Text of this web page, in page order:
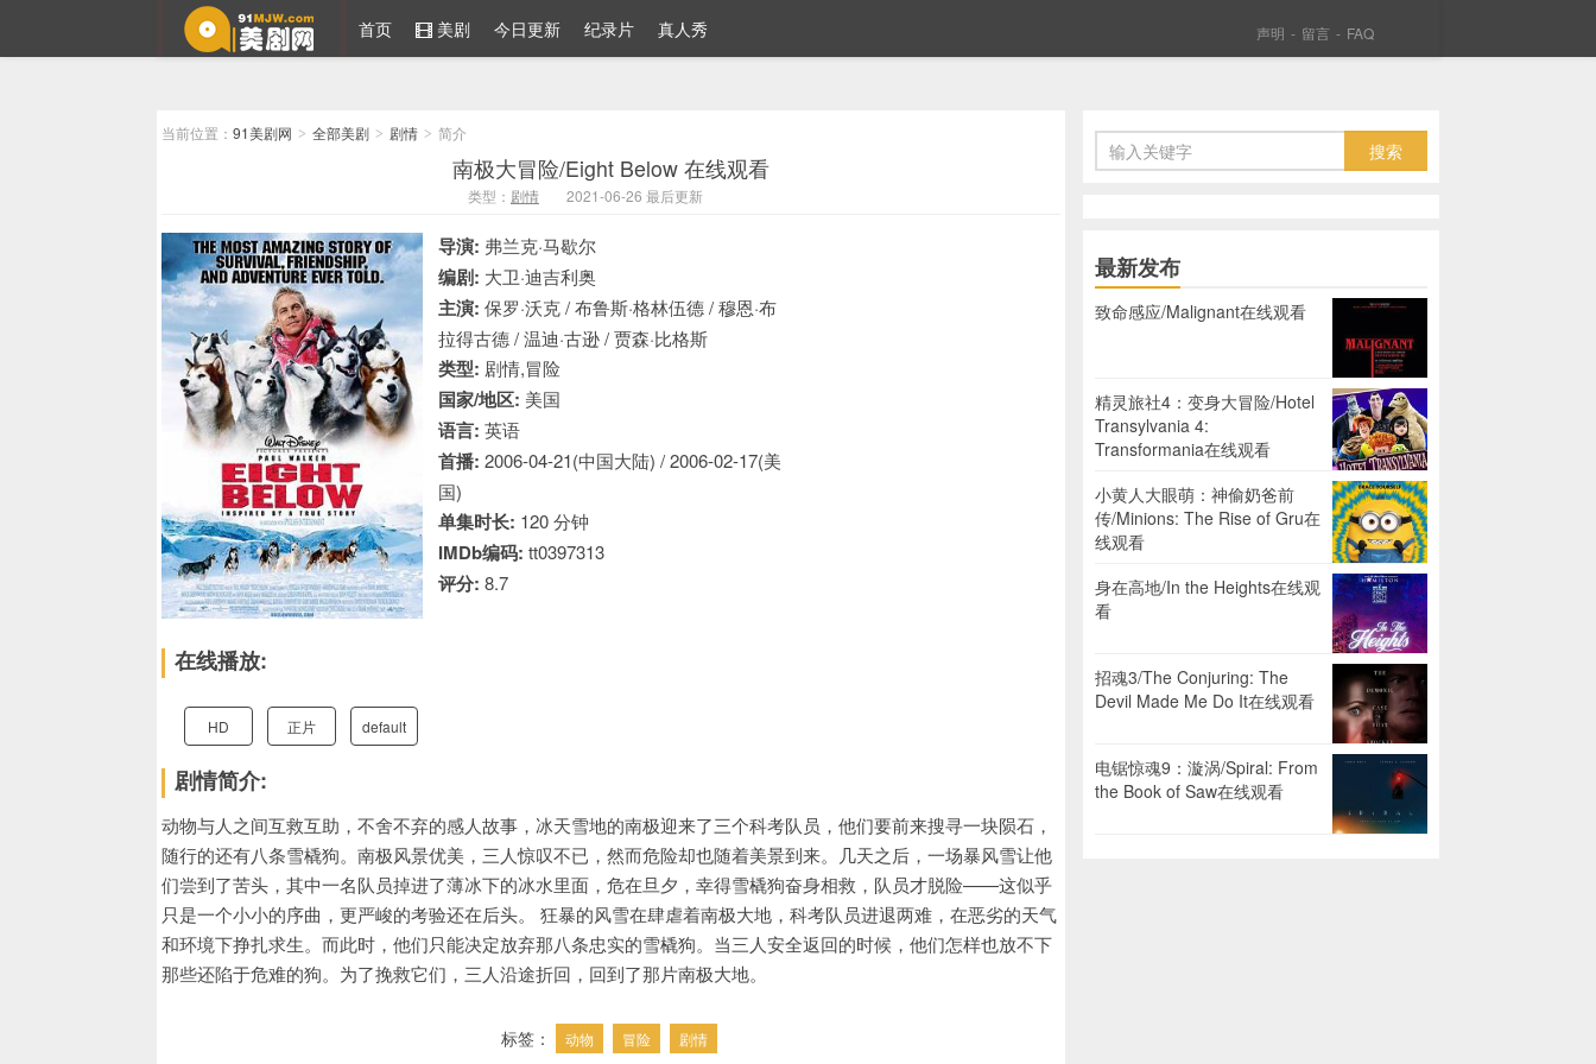
91美剧网
首页 美剧 今日更新 纪录片 真人秀 声明 - 留言 - FAQ
当前位置： 91美剧网 > 全部美剧 > 剧情 > 简介
南极大冒险/Eight Below 在线观看
类型： 剧情 2021-06-26 最后更新
导演: 弗兰克·马歇尔
编剧: 大卫·迪吉利奥
主演: 保罗·沃克 / 布鲁斯·格林伍德 / 穆恩·布
拉得古德 / 温迪·古逊 / 贾森·比格斯
类型: 剧情,冒险
国家/地区: 美国
语言: 英语
首播: 2006-04-21(中国大陆) / 2006-02-17(美
国)
单集时长: 120 分钟
IMDb编码: tt0397313
评分: 8.7
在线播放:
HD 正片 default
剧情简介:
动物与人之间互救互助，不舍不弃的感人故事，冰天雪地的南极迎来了三个科考队员，他们要前来搜寻一块陨石，
随行的还有八条雪橇狗。南极风景优美，三人惊叹不已，然而危险却也随着美景到来。几天之后，一场暴风雪让他
们尝到了苦头，其中一名队员掉进了薄冰下的冰水里面，危在旦夕，幸得雪橇狗奋身相救，队员才脱险——这似乎
只是一个小小的序曲，更严峻的考验还在后头。 狂暴的风雪在肆虐着南极大地，科考队员进退两难，在恶劣的天气
和环境下挣扎求生。而此时，他们只能决定放弃那八条忠实的雪橇狗。当三人安全返回的时候，他们怎样也放不下
那些还陷于危难的狗。为了挽救它们，三人沿途折回，回到了那片南极大地。
标签： 动物 冒险 剧情
最新发布
致命感应/Malignant在线观看
精灵旅社4：变身大冒险/Hotel
Transylvania 4:
Transformania在线观看
小黄人大眼萌：神偷奶爸前
传/Minions: The Rise of Gru在
线观看
身在高地/In the Heights在线观
看
招魂3/The Conjuring: The
Devil Made Me Do It在线观看
电锯惊魂9：漩涡/Spiral: From
the Book of Saw在线观看